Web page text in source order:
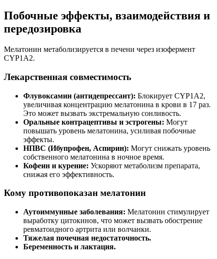
Побочные эффекты, взаимодействия и
передозировка
Мелатонин метаболизируется в печени через изофермент
CYP1A2.
Лекарственная совместимость
Флувоксамин (антидепрессант): Блокирует CYP1A2,
увеличивая концентрацию мелатонина в крови в 17 раз.
Это может вызвать экстремальную сонливость.
Оральные контрацептивы и эстрогены: Могут
повышать уровень мелатонина, усиливая побочные
эффекты.
НПВС (Ибупрофен, Аспирин): Могут снижать уровень
собственного мелатонина в ночное время.
Кофеин и курение: Ускоряют метаболизм препарата,
снижая его эффективность.
Кому противопоказан мелатонин
Аутоиммунные заболевания: Мелатонин стимулирует
выработку цитокинов, что может вызвать обострение
ревматоидного артрита или волчанки.
Тяжелая почечная недостаточность.
Беременность и лактация.